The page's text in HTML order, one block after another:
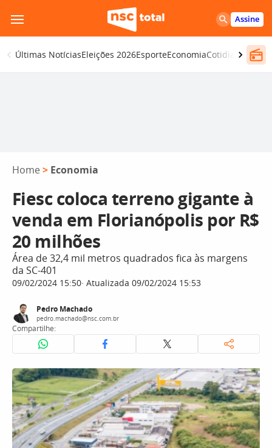
para
o
conteúdo
Assine
Últimas NotíciasEleições 2026EsporteEconomiaCotidiano
Home > Economia
Fiesc coloca terreno gigante à
venda em Florianópolis por R$
20 milhões
Área de 32,4 mil metros quadrados fica às margens
da SC-401
09/02/2024 15:50 Atualizada 09/02/2024 15:53
Pedro Machado
pedro.machado@nsc.com.br
Compartilhe: